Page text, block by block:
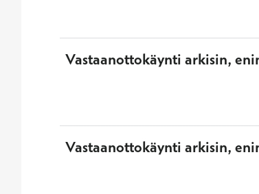
Vastaanottokäynti arkisin,
Vastaanottokäynti arkisin,